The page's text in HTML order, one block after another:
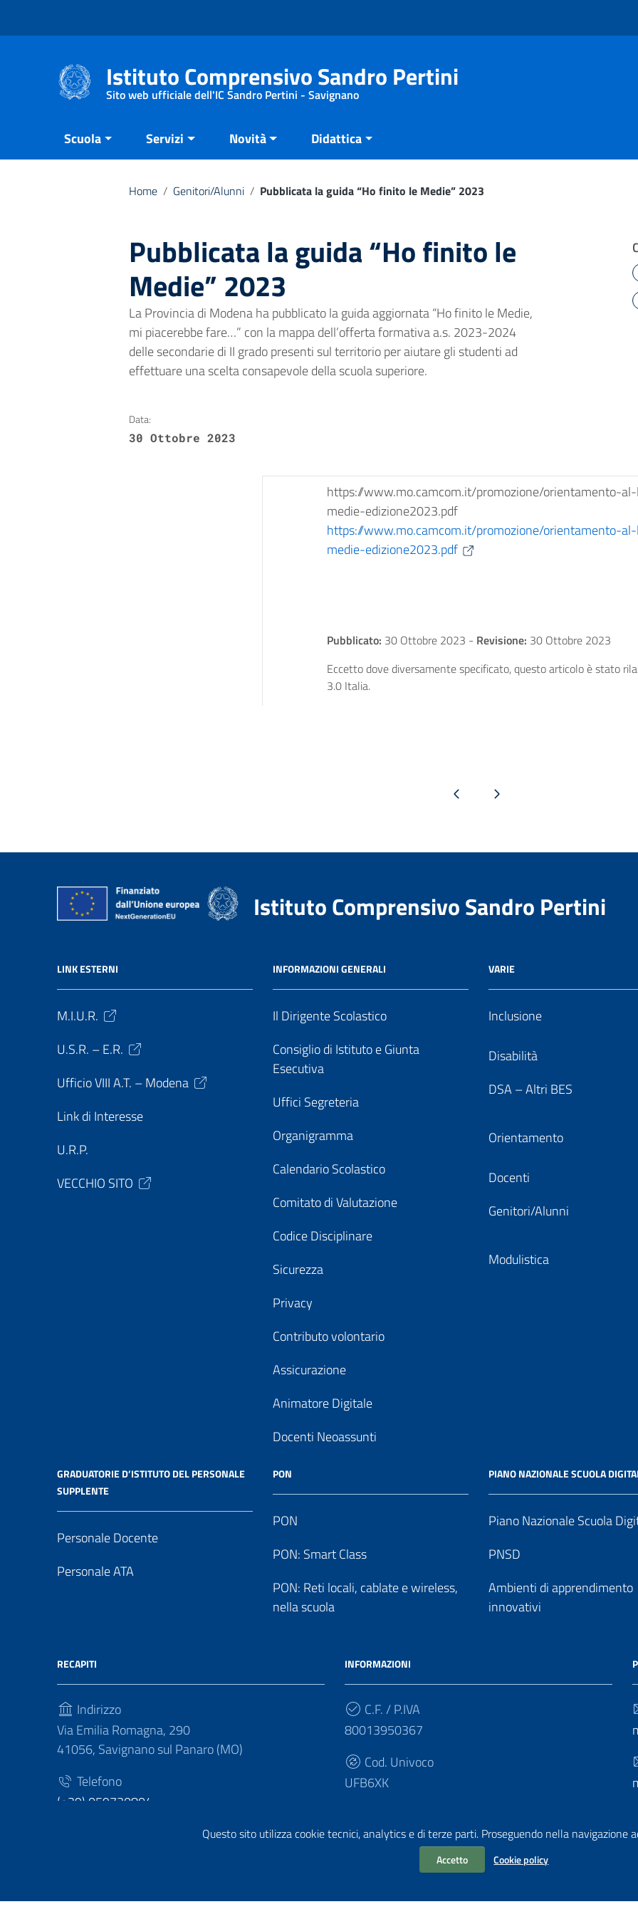
Questo sito utilizza cookie tecnici, analytics e di terze parti. Proseguendo nella navigazione
Accetto Cookie policy
Istituto Comprensivo Sandro Pertini
Sito web ufficiale dell'IC Sandro Pertini - Savignano
Scuola Servizi Novità Didattica
Home / Genitori/Alunni / Pubblicata la guida “Ho finito le Medie” 2023
Pubblicata la guida “Ho finito le
Medie” 2023
La Provincia di Modena ha pubblicato la guida aggiornata “Ho finito le Medie,
mi piacerebbe fare…” con la mappa dell’offerta formativa a.s. 2023-2024
delle secondarie di II grado presenti sul territorio per aiutare gli studenti ad
effettuare una scelta consapevole della scuola superiore.
Data:
30 Ottobre 2023
https://www.mo.camcom.it/promozione/orientamento-
medie-edizione2023.pdf
https://www.mo.camcom.it/promozione/orientamento-
medie-edizione2023.pdf
Pubblicato: 30 Ottobre 2023 - Revisione: 30 Ottobre 2023
Eccetto dove diversamente specificato, questo articolo è stato
3.0 Italia.
Pagina precedentePagina successiva
Istituto Comprensivo Sandro Pertini
LINK ESTERNI
M.I.U.R.
U.S.R. – E.R.
Ufficio VIII A.T. – Modena
Link di Interesse
U.R.P.
VECCHIO SITO
INFORMAZIONI GENERALI
Il Dirigente Scolastico
Consiglio di Istituto e Giunta
Esecutiva
Uffici Segreteria
Organigramma
Calendario Scolastico
Comitato di Valutazione
Codice Disciplinare
Sicurezza
Privacy
Contributo volontario
Assicurazione
Animatore Digitale
Docenti Neoassunti
VARIE
Inclusione
Disabilità
DSA – Altri BES
Orientamento
Docenti
Genitori/Alunni
Modulistica
GRADUATORIE D’ISTITUTO DEL PERSONALE
SUPPLENTE
Personale Docente
Personale ATA
PON
PON
PON: Smart Class
PON: Reti locali, cablate e wireless,
nella scuola
PIANO NAZIONALE SCUOLA
Piano Nazionale Scuola
PNSD
Ambienti di apprendimento
innovativi
RECAPITI
Indirizzo
Via Emilia Romagna, 290
41056, Savignano sul Panaro (MO)
Telefono
(+39) 059730804
INFORMAZIONI
C.F. / P.IVA
80013950367
Cod. Univoco
UFB6XK